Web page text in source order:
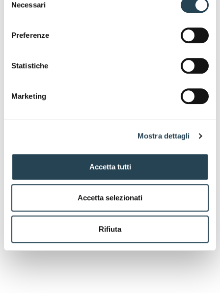
delNecessari
Preferenze
Statistiche
Marketing
Mostra dettagli
Accetta tutti
Accetta selezionati
Rifiuta